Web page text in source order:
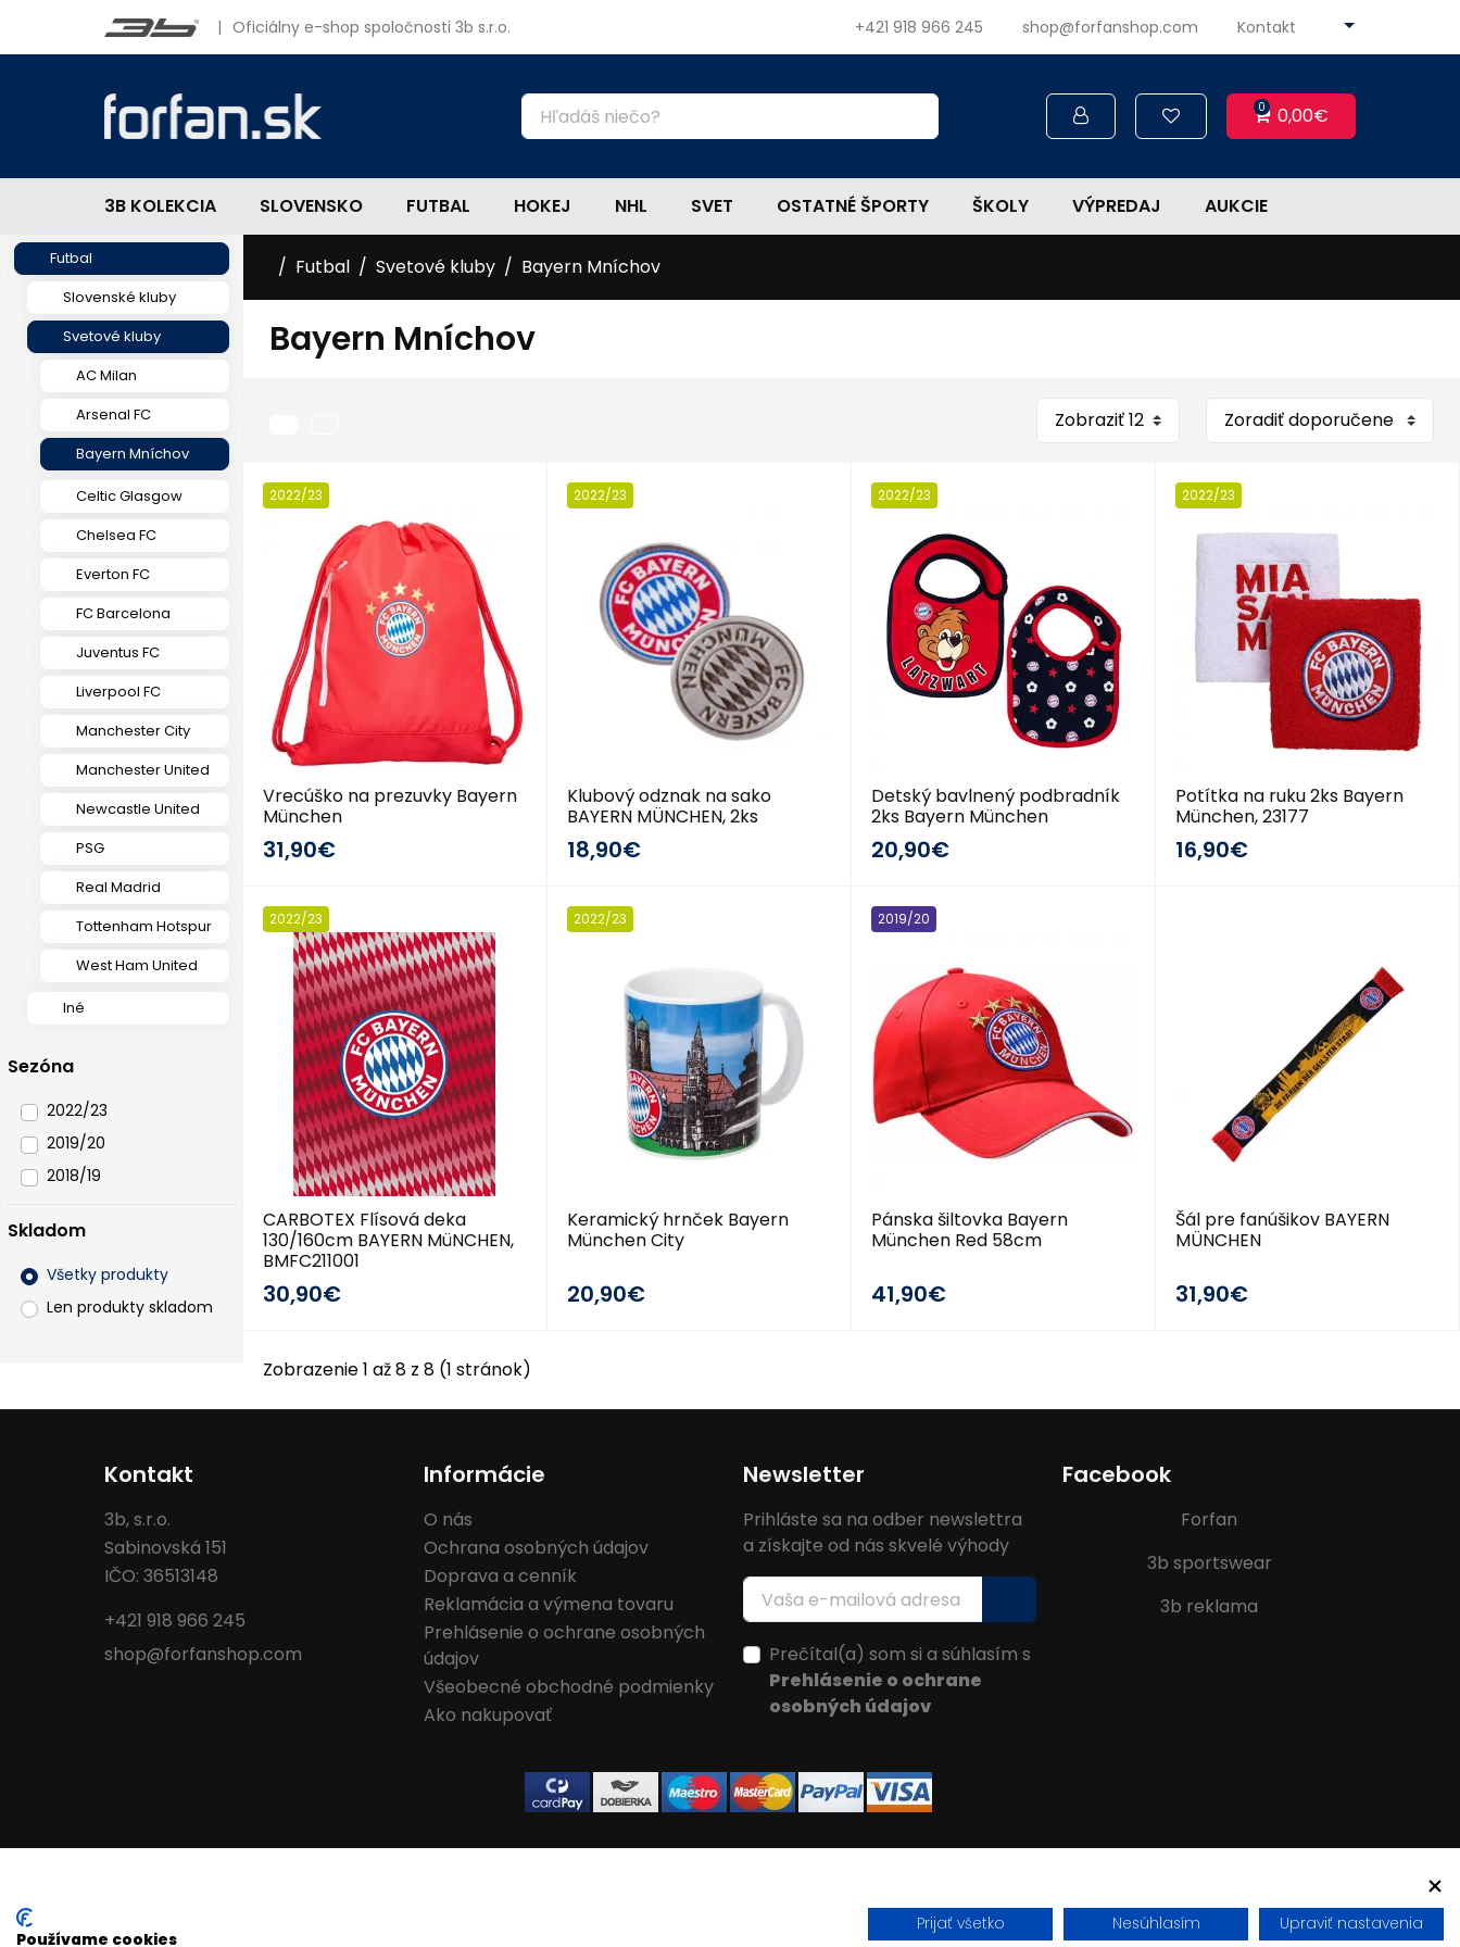
| Oficiálny e-shop spoločnosti 3b s.r.o. +421 918 966 245 shop@forfanshop.com Kontakt
0 0,00€
3B KOLEKCIA SLOVENSKO FUTBAL HOKEJ NHL SVET OSTATNÉ ŠPORTY ŠKOLY VÝPREDAJ AUKCIE
Futbal
Slovenské kluby
Svetové kluby
AC Milan
Arsenal FC
Bayern Mníchov
Celtic Glasgow
Chelsea FC
Everton FC
FC Barcelona
Juventus FC
Liverpool FC
Manchester City
Manchester United
Newcastle United
PSG
Real Madrid
Tottenham Hotspur
West Ham United
Iné
Sezóna
2022/23
2019/20
2018/19
Skladom
Všetky produkty
Len produkty skladom
Futbal Svetové kluby Bayern Mníchov
Bayern Mníchov
2022/23
Vrecúško na prezuvky Bayern
München
31,90€
2022/23
Klubový odznak na sako
BAYERN MÜNCHEN, 2ks
18,90€
2022/23
Detský bavlnený podbradník
2ks Bayern München
20,90€
2022/23
Potítka na ruku 2ks Bayern
München, 23177
16,90€
2022/23
CARBOTEX Flísová deka
130/160cm BAYERN MüNCHEN,
BMFC211001
30,90€
2022/23
Keramický hrnček Bayern
München City
20,90€
2019/20
Pánska šiltovka Bayern
München Red 58cm
41,90€
Šál pre fanúšikov BAYERN
MÜNCHEN
31,90€
Zobrazenie 1 až 8 z 8 (1 stránok)
Kontakt
3b, s.r.o.
Sabinovská 151
IČO: 36513148
+421 918 966 245
shop@forfanshop.com
Informácie
O nás
Ochrana osobných údajov
Doprava a cenník
Reklamácia a výmena tovaru
Prehlásenie o ochrane osobných
údajov
Všeobecné obchodné podmienky
Ako nakupovať
Newsletter
Prihláste sa na odber newslettra
a získajte od nás skvelé výhody
Prečítal(a) som si a súhlasím s
Prehlásenie o ochrane
osobných údajov
Facebook
Forfan
3b sportswear
3b reklama
Používame cookies
Prijať všetko Nesúhlasím Upraviť nastavenia